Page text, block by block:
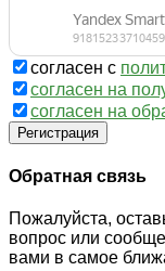
согласен с
согласен на
согласен на
Регистрация
Обратная связь
Пожалуйста,
вопрос или
вами в самое